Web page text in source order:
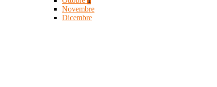
Novembre
Dicembre